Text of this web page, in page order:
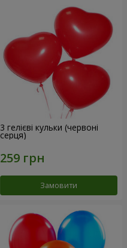
3 гелієві кульки (червоні
серця)
Замовити